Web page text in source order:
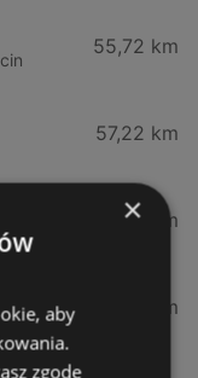
55,72 km
57,22 km
63,13 km
143,3 km
×
aby
zgodę